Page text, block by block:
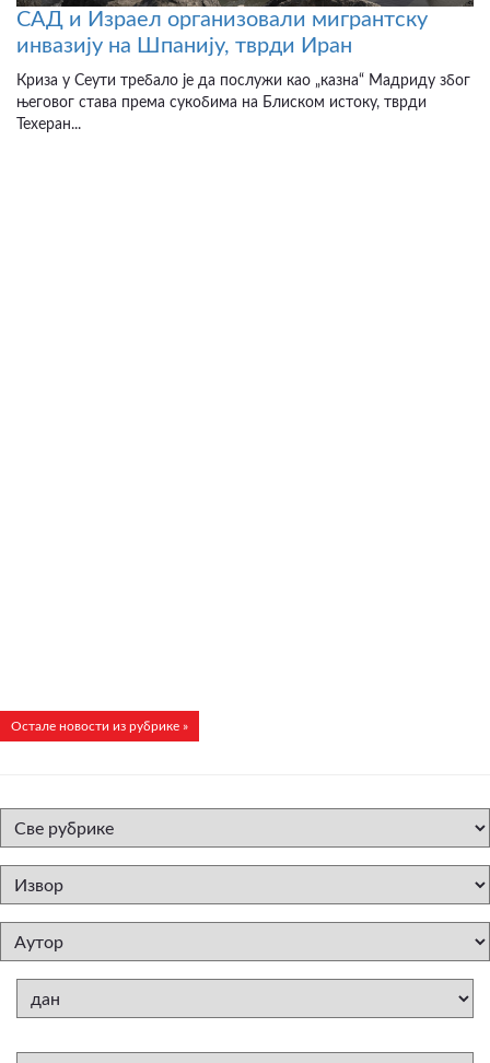
САД и Израел организовали мигрантску
инвазију на Шпанију, тврди Иран
Криза у Сеути требало је да послужи као „казна“ Мадриду због
његовог става према сукобима на Блиском истоку, тврди
Техеран...
Остале новости из рубрике »